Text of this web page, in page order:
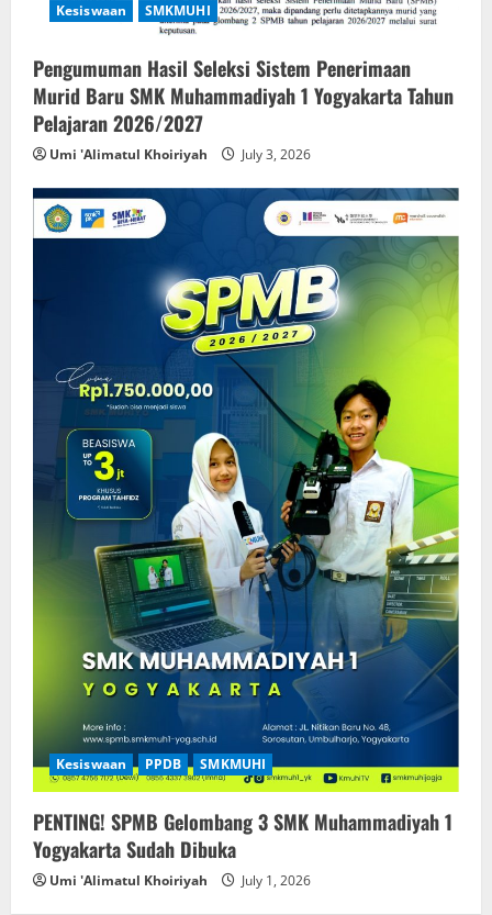
Kesiswaan SMKMUHI
Pengumuman Hasil Seleksi Sistem Penerimaan
Murid Baru SMK Muhammadiyah 1 Yogyakarta Tahun
Pelajaran 2026/2027
Umi 'Alimatul Khoiriyah July 3, 2026
Kesiswaan PPDB SMKMUHI
PENTING! SPMB Gelombang 3 SMK Muhammadiyah 1
Yogyakarta Sudah Dibuka
Umi 'Alimatul Khoiriyah July 1, 2026